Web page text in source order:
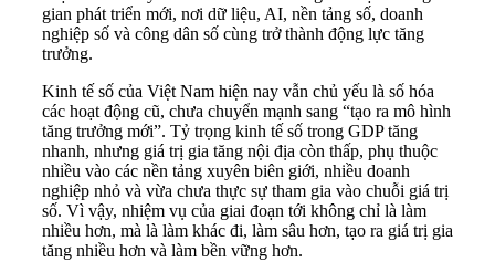
gian phát triển mới, nơi dữ liệu, AI, nền tảng số, doanh
nghiệp số và công dân số cùng trở thành động lực tăng
trưởng.
Kinh tế số của Việt Nam hiện nay vẫn chủ yếu là số hóa
các hoạt động cũ, chưa chuyển mạnh sang ‏“‏tạo ra mô hình
tăng trưởng mới”. Tỷ trọng kinh tế số trong GDP tăng
nhanh, nhưng giá trị gia tăng nội địa còn thấp, phụ thuộc
nhiều vào các nền tảng xuyên biên giới, nhiều doanh
nghiệp nhỏ và vừa chưa thực sự tham gia vào chuỗi giá trị
số. Vì vậy, nhiệm vụ của giai đoạn tới không chỉ là làm
nhiều hơn, mà là làm khác đi, làm sâu hơn, tạo ra giá trị gia
tăng nhiều hơn và làm bền vững hơn.